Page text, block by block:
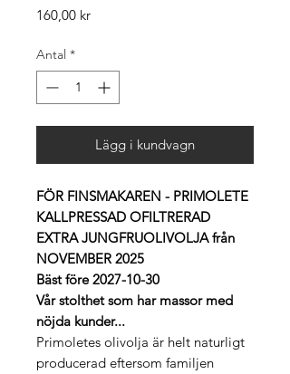
160,00 krPris
Antal *
Lägg i kundvagn
FÖR FINSMAKAREN - PRIMOLETE
KALLPRESSAD OFILTRERAD
EXTRA JUNGFRUOLIVOLJA från
NOVEMBER 2025
Bäst före 2027-10-30
Vår stolthet som har massor med
nöjda kunder...
Primoletes olivolja är helt naturligt
producerad eftersom familjen